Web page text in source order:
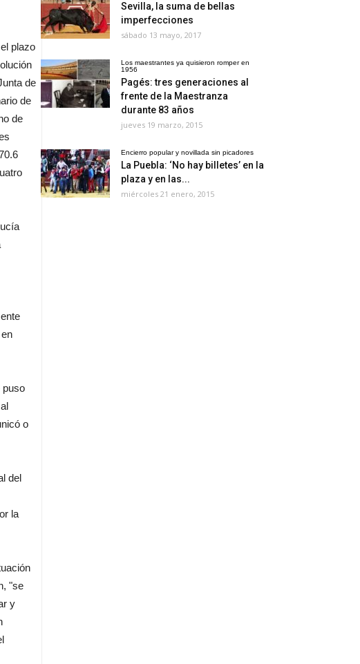
plazo
de
de
de
puso
o
del
la
"se
y
Sevilla, la suma de bellas
imperfecciones
sábado 13 mayo, 2017
Los maestrantes ya quisieron romper en
1956
Pagés: tres generaciones al
frente de la Maestranza
durante 83 años
jueves 19 marzo, 2015
Encierro popular y novillada sin picadores
La Puebla: ‘No hay billetes’ en la
plaza y en las...
miércoles 21 enero, 2015